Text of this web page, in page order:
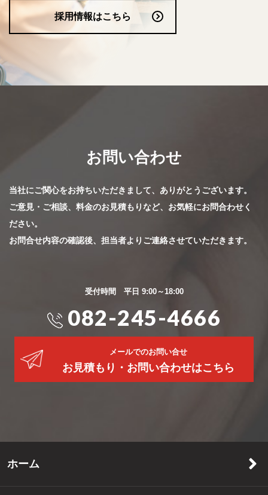
採用情報はこちら
お問い合わせ
当社にご関心をお持ちいただきまして、ありがとうございます。
ご意見・ご相談、料金のお見積もりなど、お気軽にお問合わせく
ださい。
お問合せ内容の確認後、担当者よりご連絡させていただきます。
受付時間 平日 9:00～18:00
082-245-4666
メールでのお問い合せ
お見積もり・お問い合わせはこちら
ホーム